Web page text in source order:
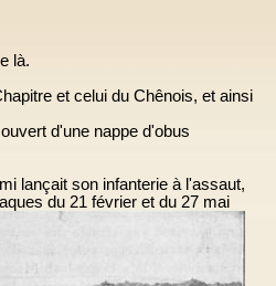
là.
et celui du Chênois, et ainsi
d'une nappe d'obus
lançait son infanterie à l'assaut,
du 21 février et du 27 mai